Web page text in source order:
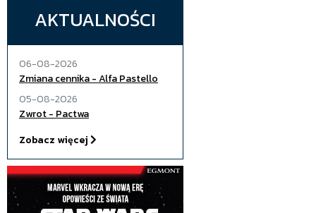
AKTUALNOŚCI
06-08-2026
Zmiana cennika - Alfa Pastello
05-08-2026
Zwrot - Pactwa
Zobacz więcej